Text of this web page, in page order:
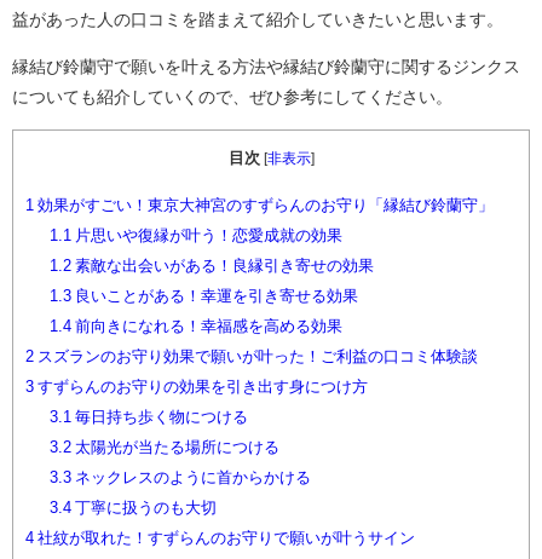
益があった人の口コミを踏まえて紹介していきたいと思います。
縁結び鈴蘭守で願いを叶える方法や縁結び鈴蘭守に関するジンクス
についても紹介していくので、ぜひ参考にしてください。
目次 [非表示]
1 効果がすごい！東京大神宮のすずらんのお守り「縁結び鈴蘭守」
1.1
片思いや復縁が叶う！恋愛成就の効果
1.2素敵な出会いがある！良縁引き寄せの効果
1.3良いことがある！幸運を引き寄せる効果
1.4前向きになれる！幸福感を高める効果
2 スズランのお守り効果で願いが叶った！ご利益の口コミ体験談
3 すずらんのお守りの効果を引き出す身につけ方
3.1 毎日持ち歩く物につける
3.2太陽光が当たる場所につける
3.3ネックレスのように首からかける
3.4丁寧に扱うのも大切
4 社紋が取れた！すずらんのお守りで願いが叶うサイン